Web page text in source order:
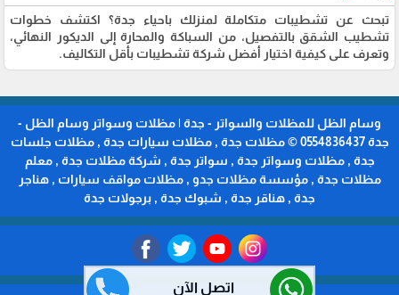
اتصل الآن
تبحث عن تشطيبات متكاملة لمنزلك باحياء جدة؟ اكتشف خطوات
تشطيب الشقق بالتفصيل، من السباكة والمحارة إلى الديكور النهائي،
وتعرف على كيفية اختيار أفضل شركة تشطيبات بأقل التكاليف.
وسام الظل للمظلات والسواتر - جدة | مظلات وسواتر وسام الظل -
جدة 0554836437 © مظلات جدة , مظلات سيارات جدة , مظلات جلسات
جدة , مظلات وسواتر جدة , سواتر جدة , شركة مظلات جدة , معلم
مظلات جدة , مؤسسة مظلات جدو , مظلات مواقف سيارات , هناجر
جدة , هناقر جدة , شبوك جدة , برجولات جدة